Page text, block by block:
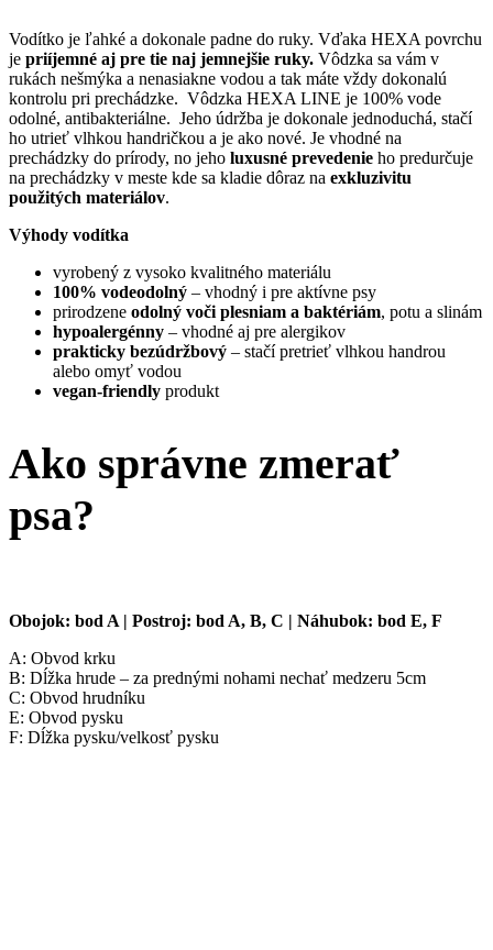
Vodítko je ľahké a dokonale padne do ruky. Vďaka HEXA povrchu
je priíjemné aj pre tie naj jemnejšie ruky. Vôdzka sa vám v
rukách nešmýka a nenasiakne vodou a tak máte vždy dokonalú
kontrolu pri prechádzke. Vôdzka HEXA LINE je 100% vode
odolné, antibakteriálne. Jeho údržba je dokonale jednoduchá, stačí
ho utrieť vlhkou handričkou a je ako nové. Je vhodné na
prechádzky do prírody, no jeho luxusné prevedenie ho predurčuje
na prechádzky v meste kde sa kladie dôraz na exkluzivitu
použitých materiálov.
Výhody vodítka
vyrobený z vysoko kvalitného materiálu
100% vodeodolný – vhodný i pre aktívne psy
prirodzene odolný voči plesniam a baktériám, potu a slinám
hypoalergénny – vhodné aj pre alergikov
prakticky bezúdržbový – stačí pretrieť vlhkou handrou
alebo omyť vodou
vegan-friendly produkt
Ako správne zmerať
psa?
Obojok: bod A | Postroj: bod A, B, C | Náhubok: bod E, F
A: Obvod krku
B: Dĺžka hrude – za prednými nohami nechať medzeru 5cm
C: Obvod hrudníku
E: Obvod pysku
F: Dĺžka pysku/velkosť pysku